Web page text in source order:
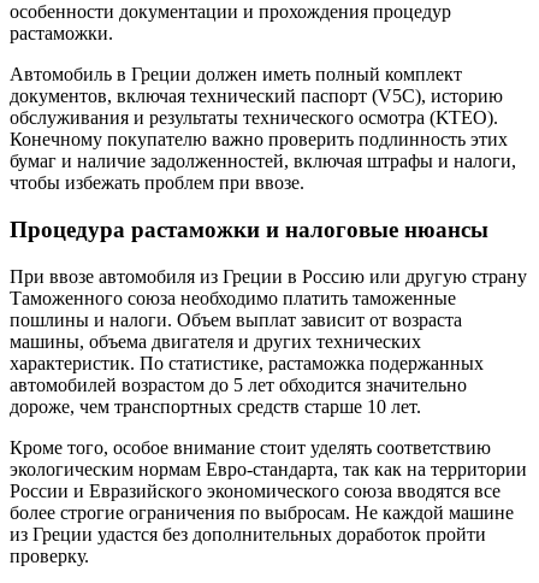
особенности документации и прохождения процедур
растаможки.
Автомобиль в Греции должен иметь полный комплект
документов, включая технический паспорт (V5C), историю
обслуживания и результаты технического осмотра (ΚΤΕΟ).
Конечному покупателю важно проверить подлинность этих
бумаг и наличие задолженностей, включая штрафы и налоги,
чтобы избежать проблем при ввозе.
Процедура растаможки и налоговые нюансы
При ввозе автомобиля из Греции в Россию или другую страну
Таможенного союза необходимо платить таможенные
пошлины и налоги. Объем выплат зависит от возраста
машины, объема двигателя и других технических
характеристик. По статистике, растаможка подержанных
автомобилей возрастом до 5 лет обходится значительно
дороже, чем транспортных средств старше 10 лет.
Кроме того, особое внимание стоит уделять соответствию
экологическим нормам Евро-стандарта, так как на территории
России и Евразийского экономического союза вводятся все
более строгие ограничения по выбросам. Не каждой машине
из Греции удастся без дополнительных доработок пройти
проверку.